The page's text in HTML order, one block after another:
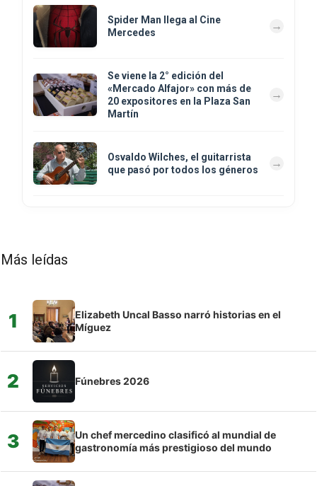
Spider Man llega al Cine
Mercedes
Se viene la 2° edición del
«Mercado Alfajor» con más de
20 expositores en la Plaza San
Martín
Osvaldo Wilches, el guitarrista
que pasó por todos los géneros
Más leídas
1
Elizabeth Uncal Basso narró historias en el
Míguez
2 Fúnebres 2026
3
Un chef mercedino clasificó al mundial de
gastronomía más prestigioso del mundo